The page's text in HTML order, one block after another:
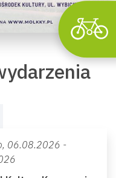
06.08.2026 -